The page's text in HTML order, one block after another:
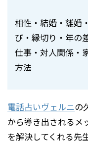
相性・結婚・離婚
び・縁切り・年の
仕事・対人関係・
方法
電話占いヴェルニの
から導き出されるメ
を解決してくれる先